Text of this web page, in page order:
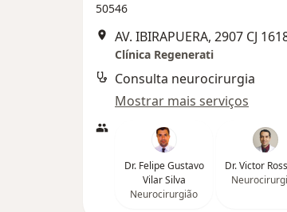
50546
AV. IBIRAPUERA, 2907 CJ
Clínica Regenerati
Consulta neurocirurgia
Mostrar mais serviços
Dr. Felipe Gustavo
Vilar Silva
Neurocirurgião
Dr. Victor